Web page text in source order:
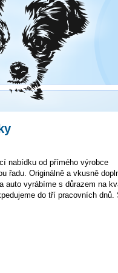
nabídku od přímého výrobce
řadu. Originálně a vkusně
auto vyrábíme s důrazem na
do tří pracovních dnů.